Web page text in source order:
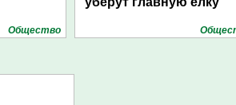
Общество